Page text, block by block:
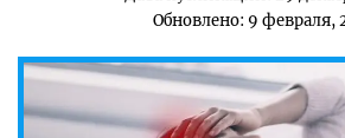
Обновлено: 9 февраля,